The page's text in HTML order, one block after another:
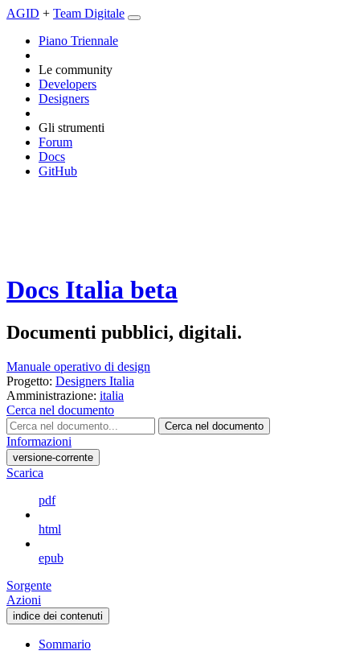
AGID + Team Digitale
Piano Triennale
Le community
Developers
Designers
Gli strumenti
Forum
Docs
GitHub
Docs Italia beta
Documenti pubblici, digitali.
Manuale operativo di design
Progetto: Designers Italia
Amministrazione: italia
Cerca nel documento
Cerca nel documento
Informazioni
versione-corrente
Scarica
pdf
html
epub
Sorgente
Azioni
indice dei contenuti
Sommario